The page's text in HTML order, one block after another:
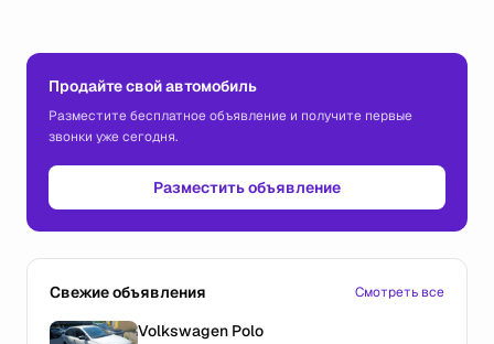
Продайте свой автомобиль
Разместите бесплатное объявление и получите первые
звонки уже сегодня.
Разместить объявление
Свежие объявления Смотреть все
Volkswagen Polo